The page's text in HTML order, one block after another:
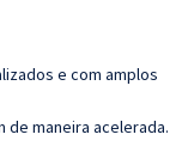
e com amplos
de maneira acelerada.